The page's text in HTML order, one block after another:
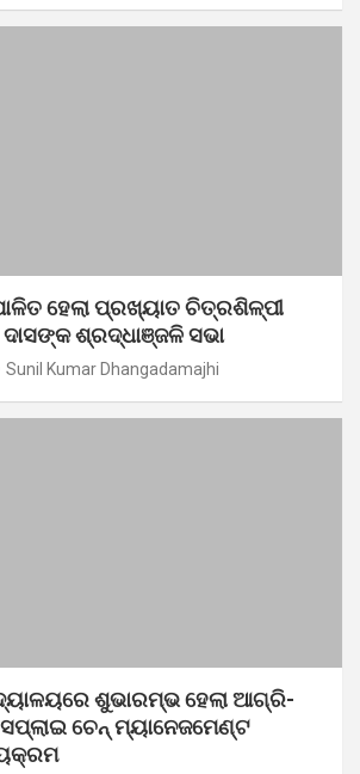
ହେଲା ପ୍ରଖ୍ୟାତ ଚିତ୍ରଶିଳ୍ପୀ
ଶ୍ରଦ୍ଧାଞ୍ଜଳି ସଭା
Sunil Kumar Dhangadamajhi
ଶୁଭାରମ୍ଭ ହେଲା ଆଗ୍ରି-
ଚେନ୍ ମ୍ୟାନେଜମେଣ୍ଟ